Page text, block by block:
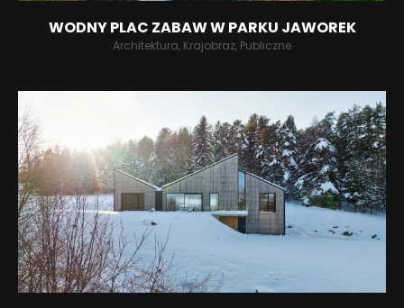
WODNY PLAC ZABAW W PARKU JAWOREK
Architektura, Krajobraz, Publiczne